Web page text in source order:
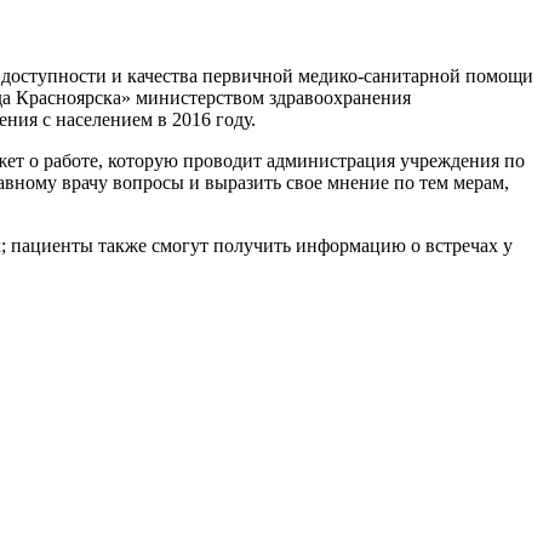
и качества первичной медико-санитарной помощи
министерством здравоохранения
с населением в 2016 году.
о работе, которую проводит администрация учреждения по
врачу вопросы и выразить свое мнение по тем мерам,
пациенты также смогут получить информацию о встречах у